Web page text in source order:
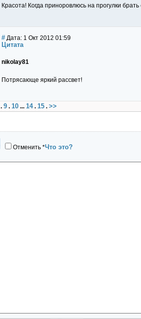
Красота! Когда приноровлюсь на прогулки
# Дата: 1 Окт 2012 01:59
Цитата
nikolay81
Потрясающе яркий рассвет!
. 9 . 10 ... 14. 15 . >>
Отменить *Что это?